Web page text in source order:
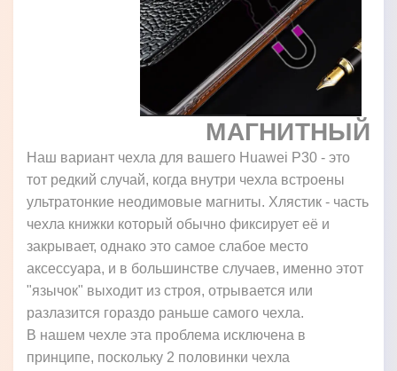
МАГНИТНЫЙ
Наш вариант чехла для вашего Huawei P30 - это
тот редкий случай, когда внутри чехла встроены
ультратонкие неодимовые магниты. Хлястик - часть
чехла книжки который обычно фиксирует её и
закрывает, однако это самое слабое место
аксессуара, и в большинстве случаев, именно этот
"язычок" выходит из строя, отрывается или
разлазится гораздо раньше самого чехла.
В нашем чехле эта проблема исключена в
принципе, поскольку 2 половинки чехла